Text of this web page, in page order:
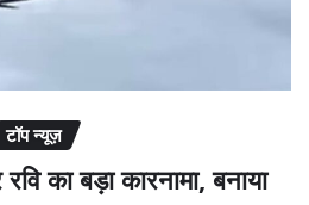
टॉप न्यूज़
का बड़ा कारनामा, बनाया